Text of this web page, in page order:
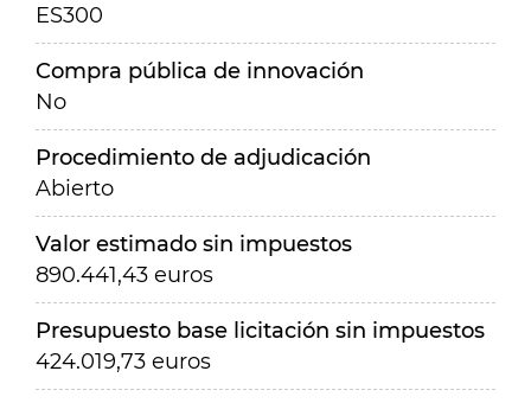
ES300
Compra pública de innovación
No
Procedimiento de adjudicación
Abierto
Valor estimado sin impuestos
890.441,43 euros
Presupuesto base licitación sin impuestos
424.019,73 euros